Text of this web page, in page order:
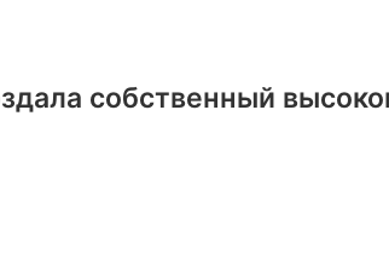
собственный